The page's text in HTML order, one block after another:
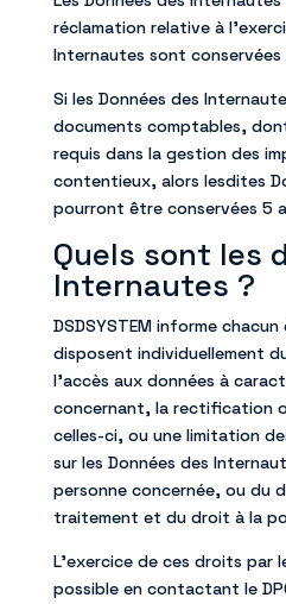
réclamation relative à
Internautes sont conservées
Si les Données des
documents comptables,
requis dans la gestion des
contentieux, alors lesdites
pourront être conservées 5
Quels sont les
Internautes ?
DSDSYSTEM informe
disposent individuellement
l’accès aux données à
concernant, la rectification
celles-ci, ou une limitation
sur les Données des
personne concernée, ou du
traitement et du droit à la
L’exercice de ces droits par
possible en contactant le